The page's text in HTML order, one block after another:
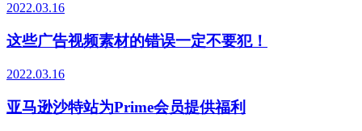
2022.03.16
这些广告视频素材的错误一定不要犯！
2022.03.16
亚马逊沙特站为Prime会员提供福利